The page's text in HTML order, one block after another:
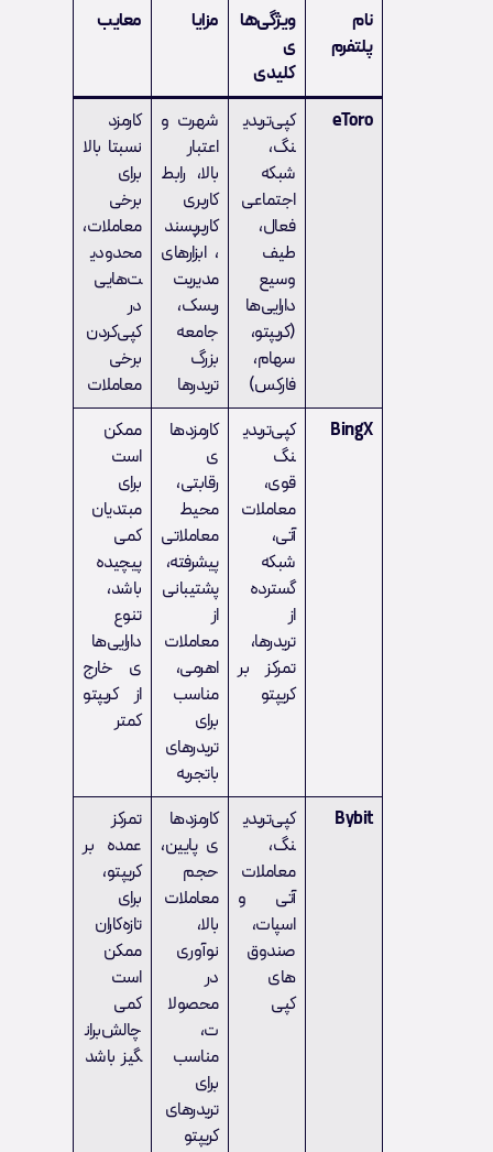
نام
پلتفرم
ویژگی‌ها
ی
کلیدی
مزایا معایب
eToro
کپی‌تریدی
نگ،
شبکه‌
اجتماعی
فعال،
طیف
وسیع
دارایی‌ها
(کریپتو،
سهام،
فارکس)
شهرت و
اعتبار
بالا، رابط
کاربری
کاربرپسند
، ابزارهای
مدیریت
ریسک،
جامعه
بزرگ
تریدرها
کارمزد
نسبتا بالا
برای
برخی
معاملات،
محدودی
ت‌هایی
در
کپی‌کردن
برخی
معاملات
BingX
کپی‌تریدی
نگ
قوی،
معاملات
آتی،
شبکه
گسترده
از
تریدرها،
تمرکز بر
کریپتو
کارمزدها
ی
رقابتی،
محیط
معاملاتی
پیشرفته،
پشتیبانی
از
معاملات
اهرمی،
مناسب
برای
تریدرهای
باتجربه
ممکن
است
برای
مبتدیان
کمی
پیچیده
باشد،
تنوع
دارایی‌ها
ی خارج
از کریپتو
کمتر
Bybit
کپی‌تریدی
نگ،
معاملات
آتی و
اسپات،
صندوق‌
های
کپی
کارمزدها
ی پایین،
حجم
معاملات
بالا،
نوآوری
در
محصولا
ت،
مناسب
برای
تریدرهای
کریپتو
تمرکز
عمده بر
کریپتو،
برای
تازه‌کاران
ممکن
است
کمی
چالش‌بران
گیز باشد